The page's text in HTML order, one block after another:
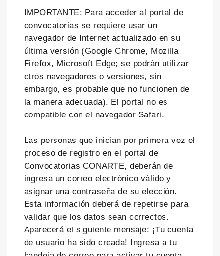
IMPORTANTE: Para acceder al portal de
convocatorias se requiere usar un
navegador de Internet actualizado en su
última versión (Google Chrome, Mozilla
Firefox, Microsoft Edge; se podrán utilizar
otros navegadores o versiones, sin
embargo, es probable que no funcionen de
la manera adecuada). El portal no es
compatible con el navegador Safari.
Las personas que inician por primera vez el
proceso de registro en el portal de
Convocatorias CONARTE, deberán de
ingresa un correo electrónico válido y
asignar una contraseña de su elección.
Esta información deberá de repetirse para
validar que los datos sean correctos.
Aparecerá el siguiente mensaje: ¡Tu cuenta
de usuario ha sido creada! Ingresa a tu